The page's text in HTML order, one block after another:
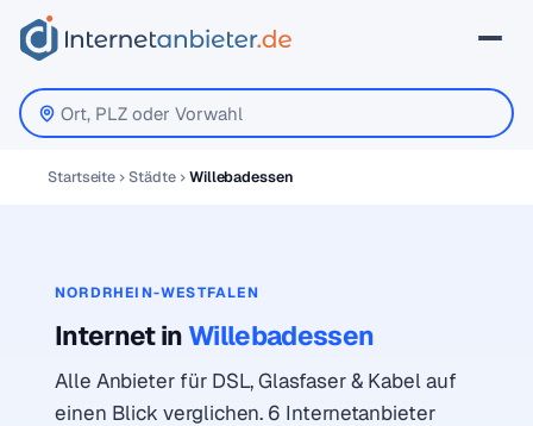
Startseite Städte Willebadessen
NORDRHEIN-WESTFALEN
Internet in Willebadessen
Alle Anbieter für DSL, Glasfaser & Kabel auf
einen Blick verglichen. 6 Internetanbieter